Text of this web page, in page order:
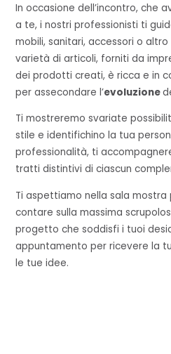
In occasione dell’incontro, che
a te, i nostri professionisti ti
mobili, sanitari, accessori o
varietà di articoli, forniti da
dei prodotti creati, è ricca e in
per assecondare l’evoluzione
Ti mostreremo svariate
stile e identifichino la tua
professionalità, ti
tratti distintivi di ciascun
Ti aspettiamo nella sala
contare sulla massima
progetto che soddisfi i tuoi
appuntamento per ricevere la
le tue idee.